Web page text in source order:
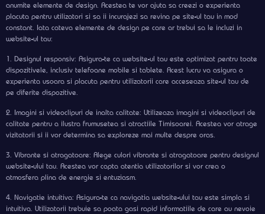
anumite elemente de design. Acestea te vor ajuta sa creezi o experienta
placuta pentru utilizatori si sa ii incurajezi sa revina pe site-ul tau in mod
constant. Iata cateva elemente de design pe care ar trebui sa le incluzi in
website-ul tau:
1. Designul responsiv: Asigura-te ca website-ul tau este optimizat pentru toate
dispozitivele, inclusiv telefoane mobile si tablete. Acest lucru va asigura o
experienta usoara si placuta pentru utilizatorii care acceseaza site-ul tau de
pe diferite dispozitive.
2. Imagini si videoclipuri de inalta calitate: Utilizeaza imagini si videoclipuri de
calitate pentru a ilustra frumusetea si atractiile Timisoarei. Acestea vor atrage
vizitatorii si ii vor determina sa exploreze mai multe despre oras.
3. Vibrante si atragatoare: Alege culori vibrante si atragatoare pentru designul
website-ului tau. Acestea vor capta atentia utilizatorilor si vor crea o
atmosfera plina de energie si entuziasm.
4. Navigatie intuitiva: Asigura-te ca navigatia website-ului tau este simpla si
intuitiva. Utilizatorii trebuie sa poata gasi rapid informatiile de care au nevoie